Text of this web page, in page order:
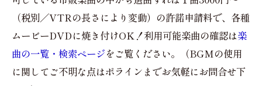
（税別／VTRの長さにより変動）の許諾申請料で、各種
ムービーDVDに焼き付けOK！利用可能楽曲の確認は楽
曲の一覧・検索ページをご覧ください。（BGMの使用
に関してご不明な点はポラインまでお気軽にお問合せ下